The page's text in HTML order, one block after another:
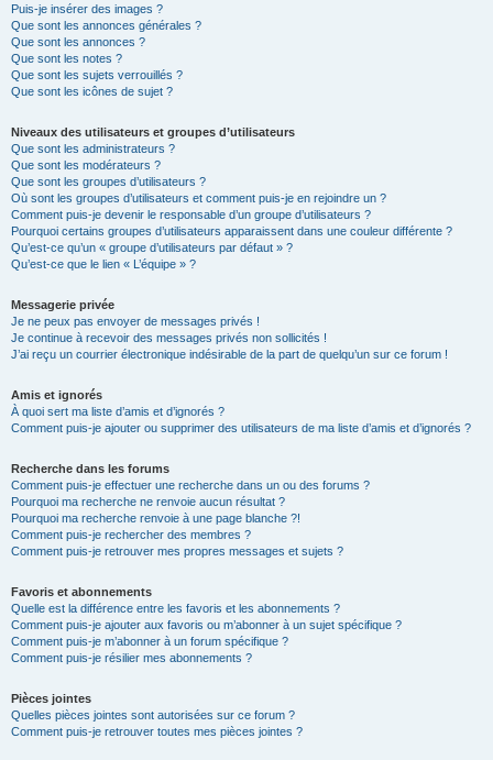
Puis-je insérer des images ?
Que sont les annonces générales ?
Que sont les annonces ?
Que sont les notes ?
Que sont les sujets verrouillés ?
Que sont les icônes de sujet ?
Niveaux des utilisateurs et groupes d’utilisateurs
Que sont les administrateurs ?
Que sont les modérateurs ?
Que sont les groupes d’utilisateurs ?
Où sont les groupes d’utilisateurs et comment puis-je en rejoindre un ?
Comment puis-je devenir le responsable d’un groupe d’utilisateurs ?
Pourquoi certains groupes d’utilisateurs apparaissent dans une couleur différente ?
Qu’est-ce qu’un « groupe d’utilisateurs par défaut » ?
Qu’est-ce que le lien « L’équipe » ?
Messagerie privée
Je ne peux pas envoyer de messages privés !
Je continue à recevoir des messages privés non sollicités !
J’ai reçu un courrier électronique indésirable de la part de quelqu’un sur ce forum !
Amis et ignorés
À quoi sert ma liste d’amis et d’ignorés ?
Comment puis-je ajouter ou supprimer des utilisateurs de ma liste d’amis et d’ignorés ?
Recherche dans les forums
Comment puis-je effectuer une recherche dans un ou des forums ?
Pourquoi ma recherche ne renvoie aucun résultat ?
Pourquoi ma recherche renvoie à une page blanche ?!
Comment puis-je rechercher des membres ?
Comment puis-je retrouver mes propres messages et sujets ?
Favoris et abonnements
Quelle est la différence entre les favoris et les abonnements ?
Comment puis-je ajouter aux favoris ou m’abonner à un sujet spécifique ?
Comment puis-je m’abonner à un forum spécifique ?
Comment puis-je résilier mes abonnements ?
Pièces jointes
Quelles pièces jointes sont autorisées sur ce forum ?
Comment puis-je retrouver toutes mes pièces jointes ?